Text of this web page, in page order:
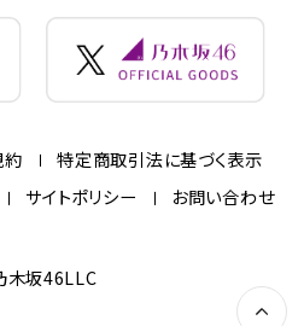
約
特定商取引法に基づく表示
サイトポリシー お問い合わせ
坂46LLC